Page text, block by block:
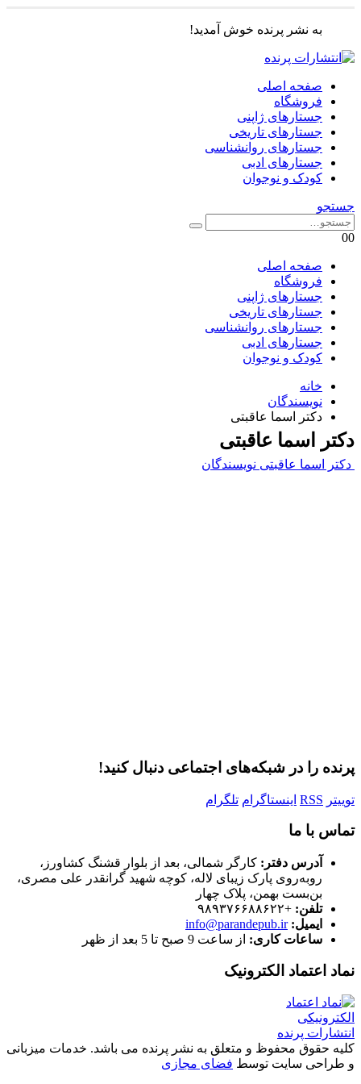
به نشر پرنده خوش آمدید!
صفحه اصلی
فروشگاه
جستارهای ژاپنی
جستارهای تاریخی
جستارهای روانشناسی
جستارهای ادبی
کودک و نوجوان
جستجو
00
صفحه اصلی
فروشگاه
جستارهای ژاپنی
جستارهای تاریخی
جستارهای روانشناسی
جستارهای ادبی
کودک و نوجوان
خانه
نویسندگان
دکتر اسما عاقبتی
دکتر اسما عاقبتی
دکتر اسما عاقبتی نویسندگان
پرنده را در شبکه‌های اجتماعی دنبال کنید!
توییتر RSS اینستاگرام تلگرام
تماس با ما
آدرس دفتر: کارگر شمالی، بعد از بلوار قشنگ کشاورز،
روبه‌روی پارک زیبای لاله، کوچه شهید گرانقدر علی مصری،
بن‌بست بهمن، پلاک چهار
تلفن: +۹۸۹۳۷۶۶۸۸۶۲۲
ایمیل: info@parandepub.ir
ساعات کاری: از ساعت 9 صبح تا 5 بعد از ظهر
نماد اعتماد الکترونیک
کلیه حقوق محفوظ و متعلق به نشر پرنده می باشد. خدمات میزبانی
و طراحی سایت توسط فضای مجازی